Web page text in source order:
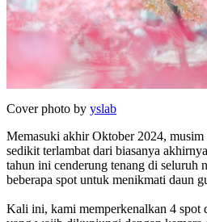
Cover photo by yslab
Memasuki akhir Oktober 2024,
sedikit terlambat dari biasanya
tahun ini cenderung tenang di seluruh
beberapa spot untuk menikmati daun
Kali ini, kami memperkenalkan 4 spot